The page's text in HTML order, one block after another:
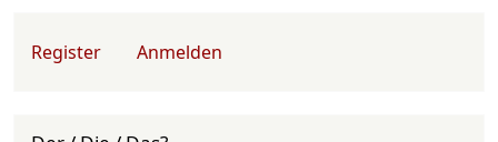
User account menu
Register Anmelden